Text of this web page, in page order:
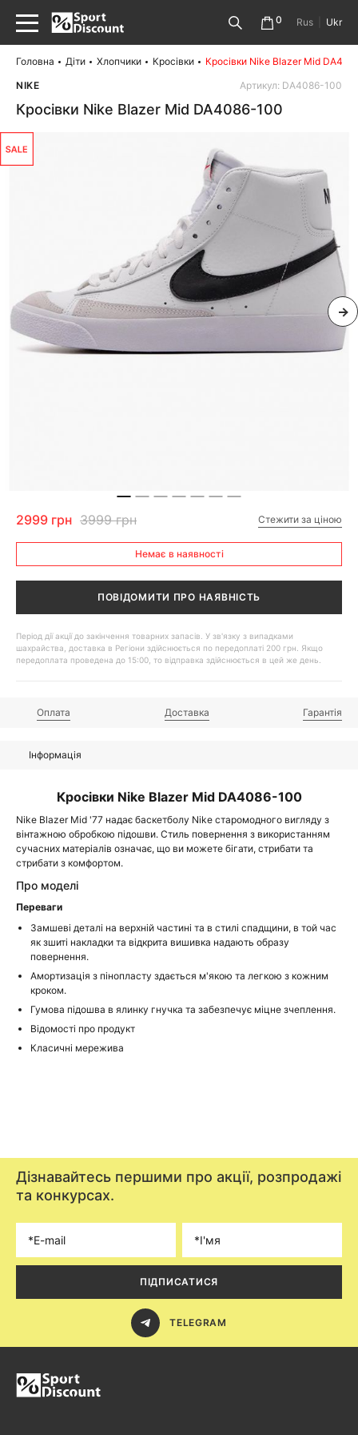
0 Rus Ukr
Головна Діти Хлопчики Кросівки
Кросівки Nike Blazer Mid
NIKE
Артикул: DA4086-100
Кросівки Nike Blazer Mid DA4086-100
2999 грн 3999 грн Стежити за ціною
Немає в наявності
ПОВІДОМИТИ ПРО НАЯВНІСТЬ
Період дії акції до закінчення товарних запасів. У зв'язку з випадками
шахрайства, доставка в Регіони здійснюється по передоплаті 200 грн. Якщо
передоплата проведена до 15:00, то відправка здійснюється в цей же день.
Оплата Доставка Гарантія
Інформація
Кросівки Nike Blazer Mid DA4086-100
Nike Blazer Mid '77 надає баскетболу Nike старомодного вигляду з
вінтажною обробкою підошви. Стиль повернення з використанням
сучасних матеріалів означає, що ви можете бігати, стрибати та
стрибати з комфортом.
Про моделі
Переваги
Замшеві деталі на верхній частині та в стилі спадщини, в той час
як зшиті накладки та відкрита вишивка надають образу
повернення.
Амортизація з пінопласту здається м'якою та легкою з кожним
кроком.
Гумова підошва в ялинку гнучка та забезпечує міцне зчеплення.
Відомості про продукт
Класичні мережива
Дізнавайтесь першими про акції, розпродажі
та конкурсах.
ПІДПИСАТИСЯ
TELEGRAM